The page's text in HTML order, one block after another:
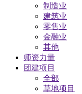
制造业
建筑业
零售业
金融业
其他
师资力量
团建项目
全部
草地项目